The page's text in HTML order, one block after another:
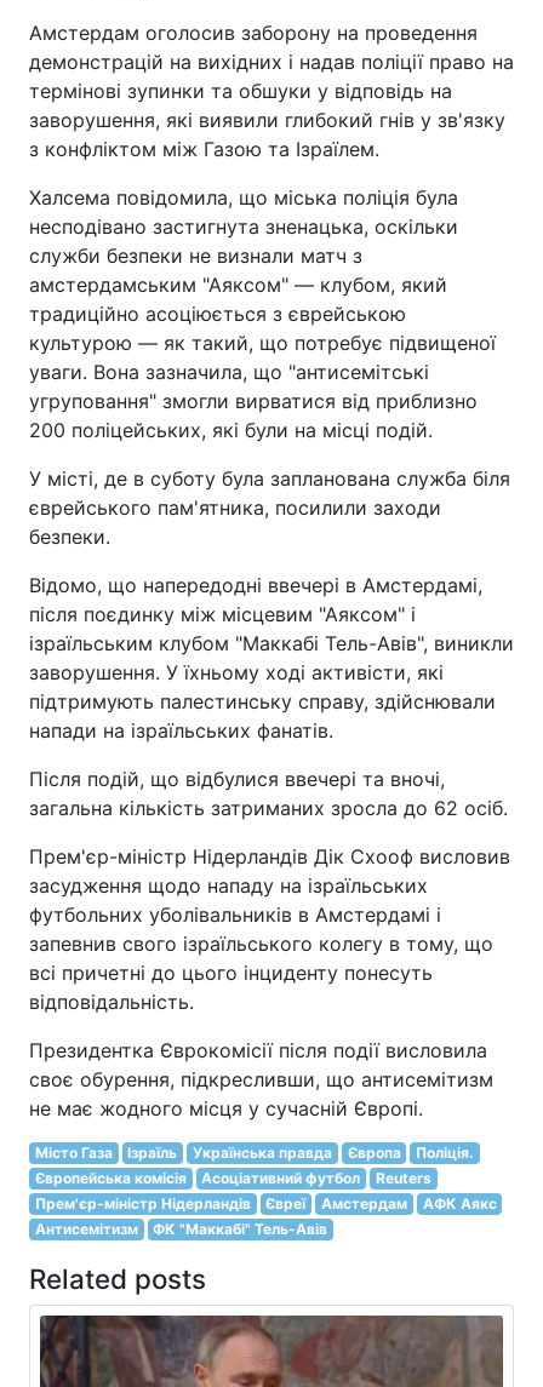
Амстердам оголосив заборону на проведення
демонстрацій на вихідних і надав поліції право на
термінові зупинки та обшуки у відповідь на
заворушення, які виявили глибокий гнів у зв'язку
з конфліктом між Газою та Ізраїлем.
Халсема повідомила, що міська поліція була
несподівано застигнута зненацька, оскільки
служби безпеки не визнали матч з
амстердамським "Аяксом" — клубом, який
традиційно асоціюється з єврейською
культурою — як такий, що потребує підвищеної
уваги. Вона зазначила, що "антисемітські
угруповання" змогли вирватися від приблизно
200 поліцейських, які були на місці подій.
У місті, де в суботу була запланована служба біля
єврейського пам'ятника, посилили заходи
безпеки.
Відомо, що напередодні ввечері в Амстердамі,
після поєдинку між місцевим "Аяксом" і
ізраїльським клубом "Маккабі Тель-Авів", виникли
заворушення. У їхньому ході активісти, які
підтримують палестинську справу, здійснювали
напади на ізраїльських фанатів.
Після подій, що відбулися ввечері та вночі,
загальна кількість затриманих зросла до 62 осіб.
Прем'єр-міністр Нідерландів Дік Схооф висловив
засудження щодо нападу на ізраїльських
футбольних уболівальників в Амстердамі і
запевнив свого ізраїльського колегу в тому, що
всі причетні до цього інциденту понесуть
відповідальність.
Президентка Єврокомісії після події висловила
своє обурення, підкресливши, що антисемітизм
не має жодного місця у сучасній Європі.
Місто Газа Ізраїль Українська правда Європа
Поліція.
Європейська комісія
Асоціативний футбол
Reuters
Прем'єр-міністр Нідерландів
Євреї Амстердам
АФК Аякс
Антисемітизм
ФК "Маккабі" Тель-Авів
Related posts